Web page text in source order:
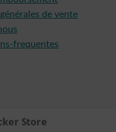
de vente
frequentes
Store